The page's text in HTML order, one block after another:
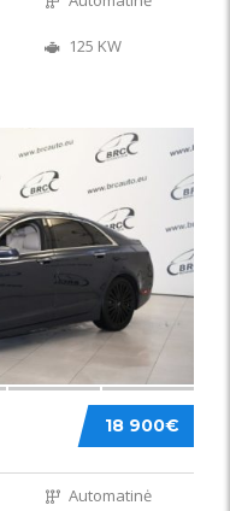
125 KW
18 900€
Automatinė